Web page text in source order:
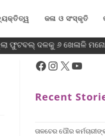
କଳା ଓ ସଂସ୍କୃତି
ଦଳକୁ ୬ ଖେଳାଳି
Recent
ତାଳଚେର ପୌର